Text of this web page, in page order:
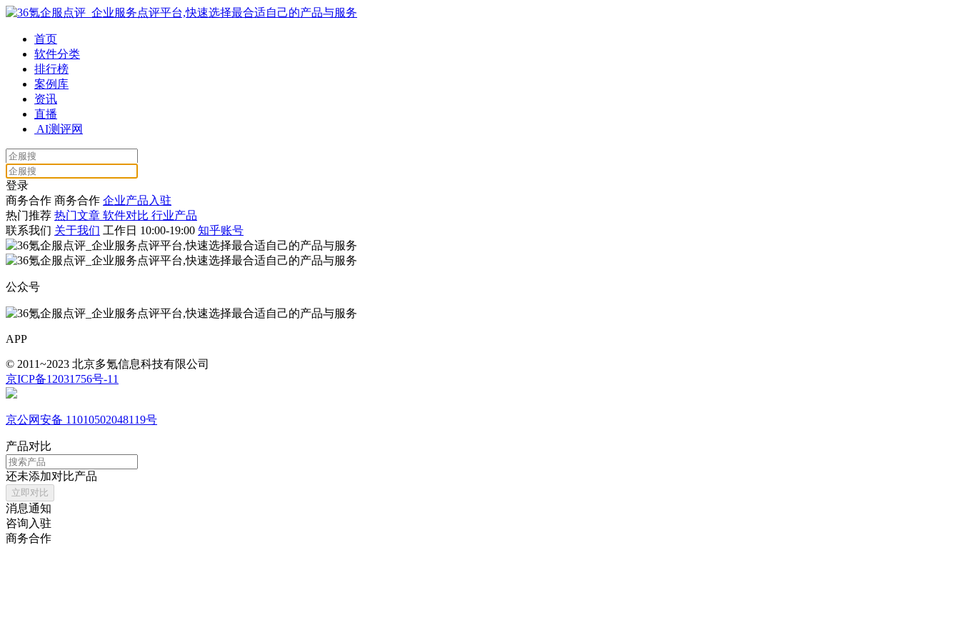
首页
软件分类
排行榜
案例库
资讯
直播
AI测评网
登录
商务合作 商务合作 企业产品入驻
热门推荐 热门文章 软件对比 行业产品
联系我们 关于我们 工作日 10:00-19:00 知乎账号
公众号
APP
© 2011~2023 北京多氪信息科技有限公司
京ICP备12031756号-11
京公网安备 11010502048119号
产品对比
还未添加对比产品
立即对比
消息通知
咨询入驻
商务合作